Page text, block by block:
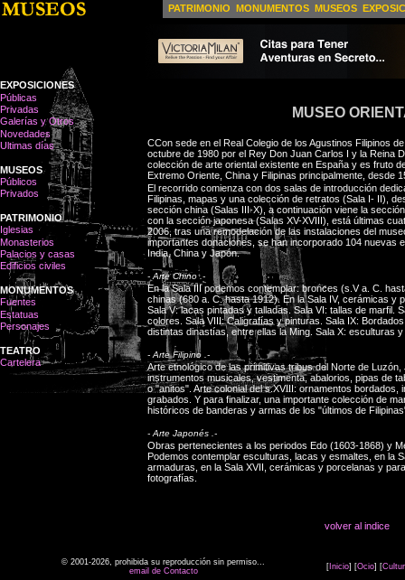
PATRIMONIO MONUMENTOS MUSEOS
EXPOSICIONES
Públicas
Privadas
Galerías y Otros
Novedades
Ultimas días
MUSEOS
Públicos
Privados
PATRIMONIO
Iglesias
Monasterios
Palacios y casas
Edificios civiles
MONUMENTOS
Fuentes
Estatuas
Personajes
TEATRO
Cartelera
MUSEO
CCon sede en el Real Colegio de los Agustinos Filipinos
octubre de 1980 por el Rey Don Juan Carlos I y la Reina
colección de arte oriental existente en España y es fruto
Extremo Oriente, China y Filipinas principalmente, desde
El recorrido comienza con dos salas de introducción
Filipinas, mapas y una colección de retratos (Sala I- II),
sección china (Salas III-X), a continuación viene la
con la sección japonesa (Salas XV-XVIII), está últimas
2006, tras una remodelación de las instalaciones del
importantes donaciones, se han incorporado 104 nuevas
India, China y Japón.
- Arte Chino .-
En la Sala III podemos contemplar: bronces (s.V a. C.
chinas (680 a. C. hasta 1912). En la Sala IV, cerámicas y
Sala V: lacas pintadas y talladas. Sala VI: tallas de marfil.
colores. Sala VIII: Caligrafías y pinturas. Sala IX:
distintas dinastías, entre ellas la Ming. Sala X: esculturas y
- Arte Filipino .-
Arte etnológico de las primitivas tribus del Norte de
instrumentos musicales, vestimenta, abalorios, pipas de
o "anitos". Arte colonial del s.XVIII: ornamentos bordados,
grabados. Y para finalizar, una importante colección de
históricos de banderas y armas de los "últimos de
- Arte Japonés .-
Obras pertenecientes a los periodos Edo (1603-1868) y
Podemos contemplar esculturas, lacas y esmaltes, en la
armaduras, en la Sala XVII, cerámicas y porcelanas y
fotografías.
volver al indice
© 2001-2026, prohibida su reproducción sin permiso...
email de Contacto
[ Inicio] [Ocio] [